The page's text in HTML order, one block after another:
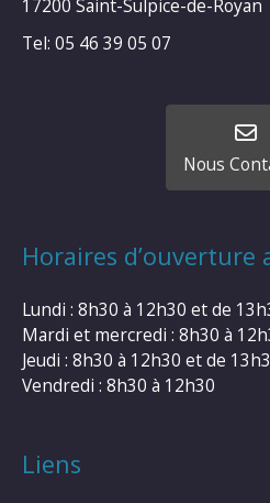
17200 Saint-Sulpice-de-Royan
Tel: 05 46 39 05 07
Nous
Horaires d’ouverture
Lundi : 8h30 à 12h30 et de
Mardi et mercredi : 8h30 à
Jeudi : 8h30 à 12h30 et de
Vendredi : 8h30 à 12h30
Liens